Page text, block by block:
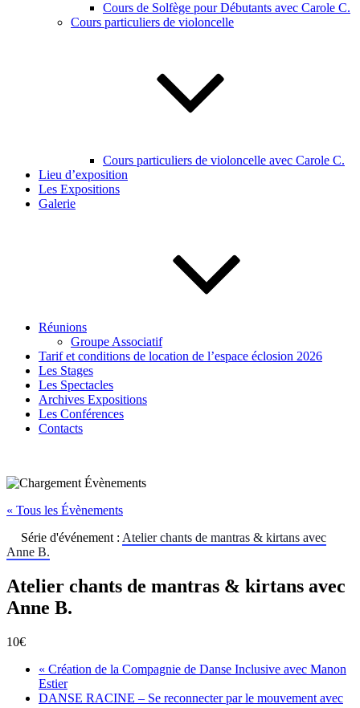
Cours de Solfège pour Débutants avec Carole C.
Cours particuliers de violoncelle
Cours particuliers de violoncelle avec Carole C.
Lieu d’exposition
Les Expositions
Galerie
Réunions
Groupe Associatif
Tarif et conditions de location de l’espace éclosion 2026
Les Stages
Les Spectacles
Archives Expositions
Les Conférences
Contacts
« Tous les Évènements
Série d'événement : Atelier chants de mantras & kirtans avec
Anne B.
Atelier chants de mantras & kirtans avec
Anne B.
10€
« Création de la Compagnie de Danse Inclusive avec Manon
Estier
DANSE RACINE – Se reconnecter par le mouvement avec